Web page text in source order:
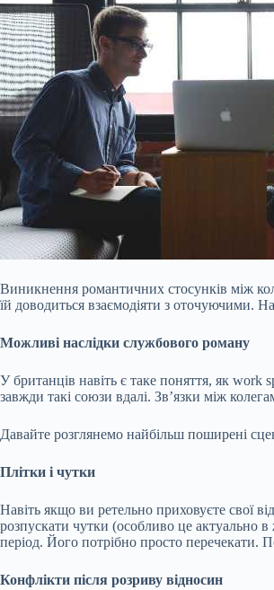
Виникнення романтичних стосунків між
їй доводиться взаємодіяти з оточуючими.
Можливі наслідки службового роману
У британців навіть є таке поняття, як work
завжди такі союзи вдалі. Зв’язки між
Давайте розглянемо найбільш поширені
Плітки і чутки
Навіть якщо ви ретельно приховуєте свої
розпускати чутки (особливо це актуально
період. Його потрібно просто перечекати.
Конфлікти після розриву відносин